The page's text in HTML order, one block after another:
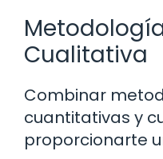
Cualitativa
Combinar
cuantitativas y
proporcionarte